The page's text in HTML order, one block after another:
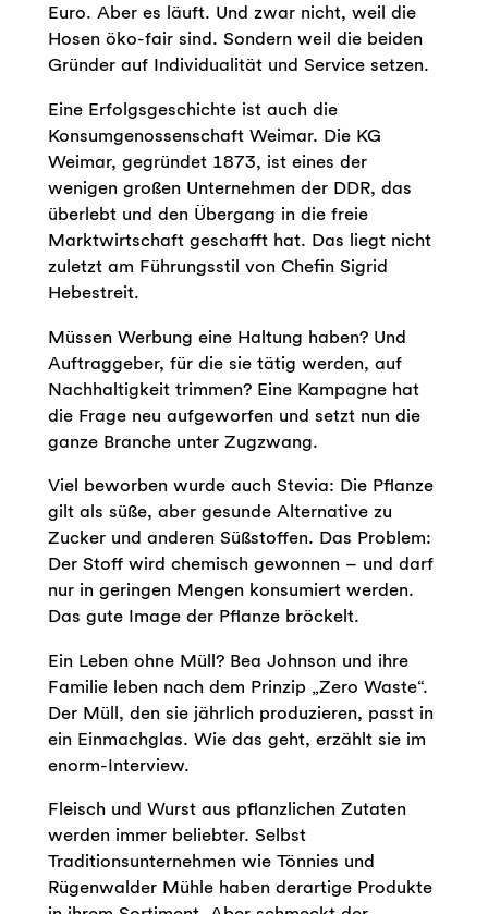
Euro. Aber es läuft. Und zwar nicht, weil die
Hosen öko-fair sind. Sondern weil die beiden
Gründer auf Individualität und Service setzen.
Eine Erfolgsgeschichte ist auch die
Konsumgenossenschaft Weimar. Die KG
Weimar, gegründet 1873, ist eines der
wenigen großen Unternehmen der DDR, das
überlebt und den Übergang in die freie
Marktwirtschaft geschafft hat. Das liegt nicht
zuletzt am Führungsstil von Chefin Sigrid
Hebestreit.
Müssen Werbung eine Haltung haben? Und
Auftraggeber, für die sie tätig werden, auf
Nachhaltigkeit trimmen? Eine Kampagne hat
die Frage neu aufgeworfen und setzt nun die
ganze Branche unter Zugzwang.
Viel beworben wurde auch Stevia: Die Pflanze
gilt als süße, aber gesunde Alternative zu
Zucker und anderen Süßstoffen. Das Problem:
Der Stoff wird chemisch gewonnen – und darf
nur in geringen Mengen konsumiert werden.
Das gute Image der Pflanze bröckelt.
Ein Leben ohne Müll? Bea Johnson und ihre
Familie leben nach dem Prinzip „Zero Waste“.
Der Müll, den sie jährlich produzieren, passt in
ein Einmachglas. Wie das geht, erzählt sie im
enorm-Interview.
Fleisch und Wurst aus pflanzlichen Zutaten
werden immer beliebter. Selbst
Traditionsunternehmen wie Tönnies und
Rügenwalder Mühle haben derartige Produkte